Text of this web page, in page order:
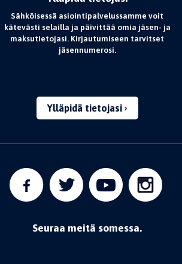
Sähköisessä asiointipalvelussamme voit
kätevästi selailla ja päivittää omia jäsen- ja
maksutietojasi. Kirjautumiseen tarvitset
jäsennumerosi.
Ylläpidä tietojasi
Seuraa meitä somessa.